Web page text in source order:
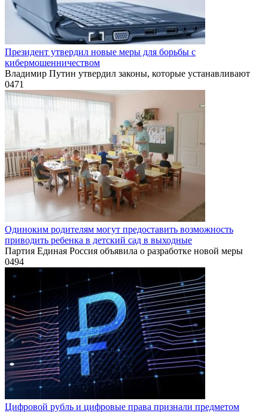
Президент утвердил новые меры для борьбы с
кибермошенничеством
Владимир Путин утвердил законы, которые устанавливают
0471
Одиноким родителям могут предоставить возможность
приводить ребенка в детский сад в выходные
Партия Единая Россия объявила о разработке новой меры
0494
Цифровой рубль и цифровые права признали предметом